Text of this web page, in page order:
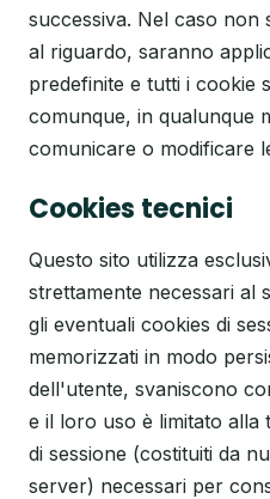
successiva. Nel caso non
al riguardo, saranno
predefinite e tutti i cookie
comunque, in qualunque
comunicare o modificare
Cookies tecnici
Questo sito utilizza
strettamente necessari al
gli eventuali cookies di
memorizzati in modo
dell'utente, svaniscono
e il loro uso è limitato alla
di sessione (costituiti da
server) necessari per